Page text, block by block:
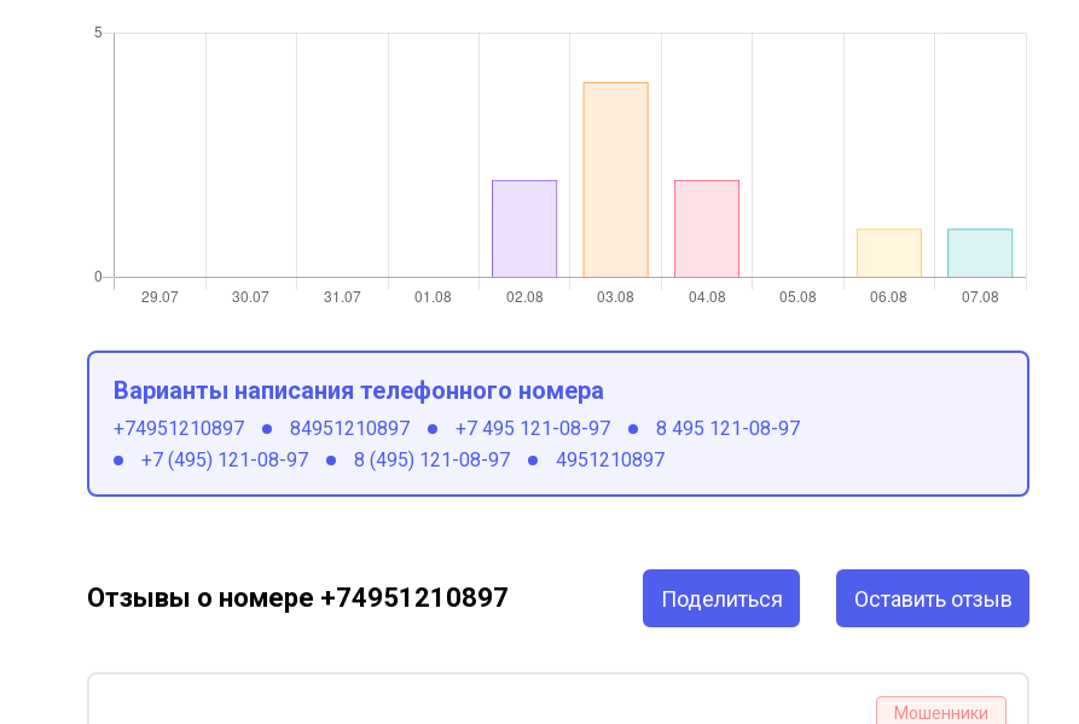
Варианты написания телефонного номера
+74951210897 84951210897 +7 495 121-08-97
8 495 121-08-97
+7 (495) 121-08-97
8 (495) 121-08-97 4951210897
Отзывы о номере +74951210897 Поделиться Оставить отзыв
Мошенники